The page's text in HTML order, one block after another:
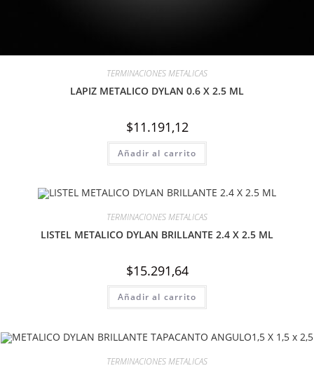
TERMINACIONES METALICAS
LAPIZ METALICO DYLAN 0.6 X 2.5 ML
$11.191,12
Añadir al carrito
TERMINACIONES METALICAS
LISTEL METALICO DYLAN BRILLANTE 2.4 X 2.5 ML
$15.291,64
Añadir al carrito
TERMINACIONES METALICAS